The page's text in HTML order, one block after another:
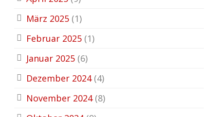
März 2025 (1)
Februar 2025 (1)
Januar 2025 (6)
Dezember 2024(4)
November 2024(8)